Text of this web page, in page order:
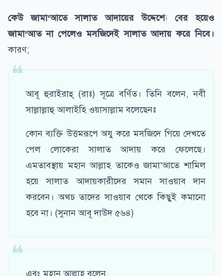
কেউ জামা‘আতে সালাত আদায়ের উদ্দেশ্যে বের হয়েও
জামা‘আত না পেলেও মসজিদেই সালাত আদায় করে নিবে।
কারণ;
আবূ হুরাইরাহ্ (রাঃ) সূত্রে বর্ণিত। তিনি বলেন, নবী
সাল্লাল্লাহু আলাইহি ওয়াসাল্লাম বলেছেনঃ
কোন ব্যক্তি উত্তমরূপে অযু করে মসজিদে গিয়ে দেখতে
পেল লোকেরা সালাত আদায় করে ফেলেছে।
এমতাবস্থায় মহান আল্লাহ তাকেও জামা’আতে শামিল
হয়ে সালাত আদায়কারীদের সমান সাওয়াব দান
করবেন। অথচ তাদের সাওয়াব থেকে কিছুই কমানো
হবে না। (সুনান আবূ দাউদ ৫৬৪)
এবং মহান আল্লাহ বলেন,